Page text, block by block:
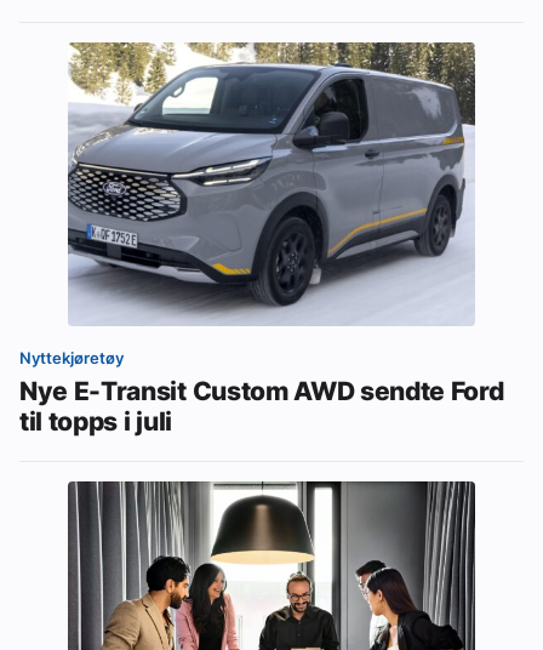
Nyttekjøretøy
Nye E-Transit Custom AWD sendte Ford
til topps i juli